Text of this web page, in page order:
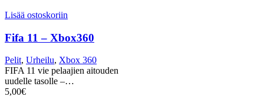
Lisää ostoskoriin
Fifa 11 – Xbox360
Pelit, Urheilu, Xbox 360
FIFA 11 vie pelaajien aitouden
uudelle tasolle –…
5,00€